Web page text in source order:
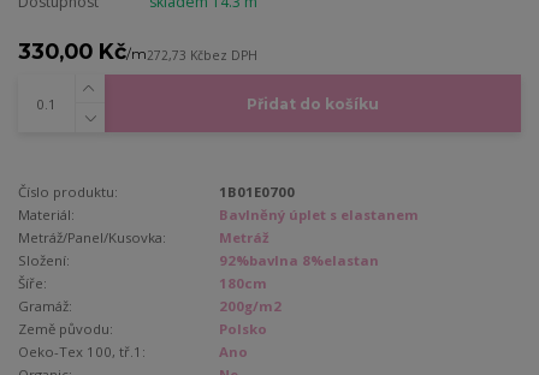
330,00 Kč/m272,73 Kčbez DPH
Přidat do košíku
Číslo produktu:
1B01E0700
Materiál:
Bavlněný úplet s elastanem
Metráž/Panel/Kusovka:
Metráž
Složení:
92%bavlna 8%elastan
Šíře:
180cm
Gramáž:
200g/m2
Země původu:
Polsko
Oeko-Tex 100, tř.1:
Ano